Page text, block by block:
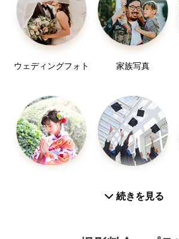
50mm f1.4
85mm f1.8
70-200 f4
ウェディングフォト 家族写真
続きを見る